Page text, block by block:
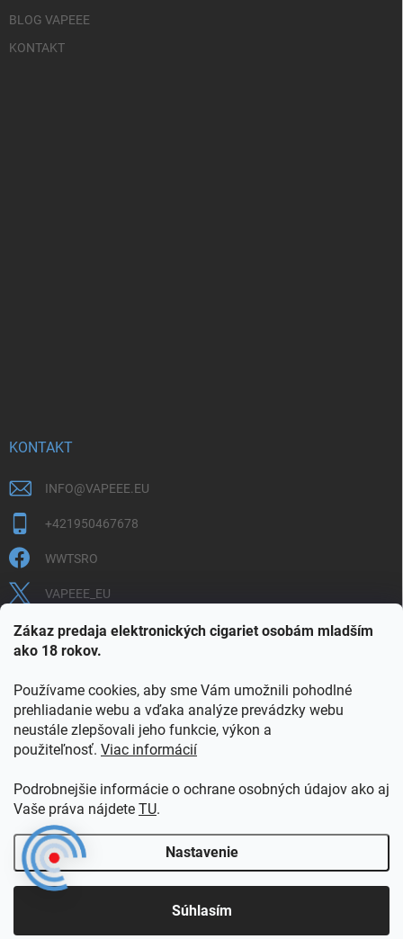
Zákaz predaja elektronických cigariet osobám mladším
ako 18 rokov.
Používame cookies, aby sme Vám umožnili pohodlné
prehliadanie webu a vďaka analýze prevádzky webu
neustále zlepšovali jeho funkcie, výkon a
použiteľnosť. Viac informácií
Podrobnejšie informácie o ochrane osobných údajov ako aj
Vaše práva nájdete TU.
Nastavenie
Súhlasím
BLOG VAPEEE
KONTAKT
KONTAKT
INFO@VAPEEE.EU
+421950467678
WWTSRO
VAPEEE_EU
VAPEEE.EU
COOKIES
OBCHODNÉ PODMIENKY
POŠTOVNÉ A DOPRAVA
VERNOSTNÝ PROGRAM
KONTAKT
vapeee.eu . Všetky práva vyhradené.